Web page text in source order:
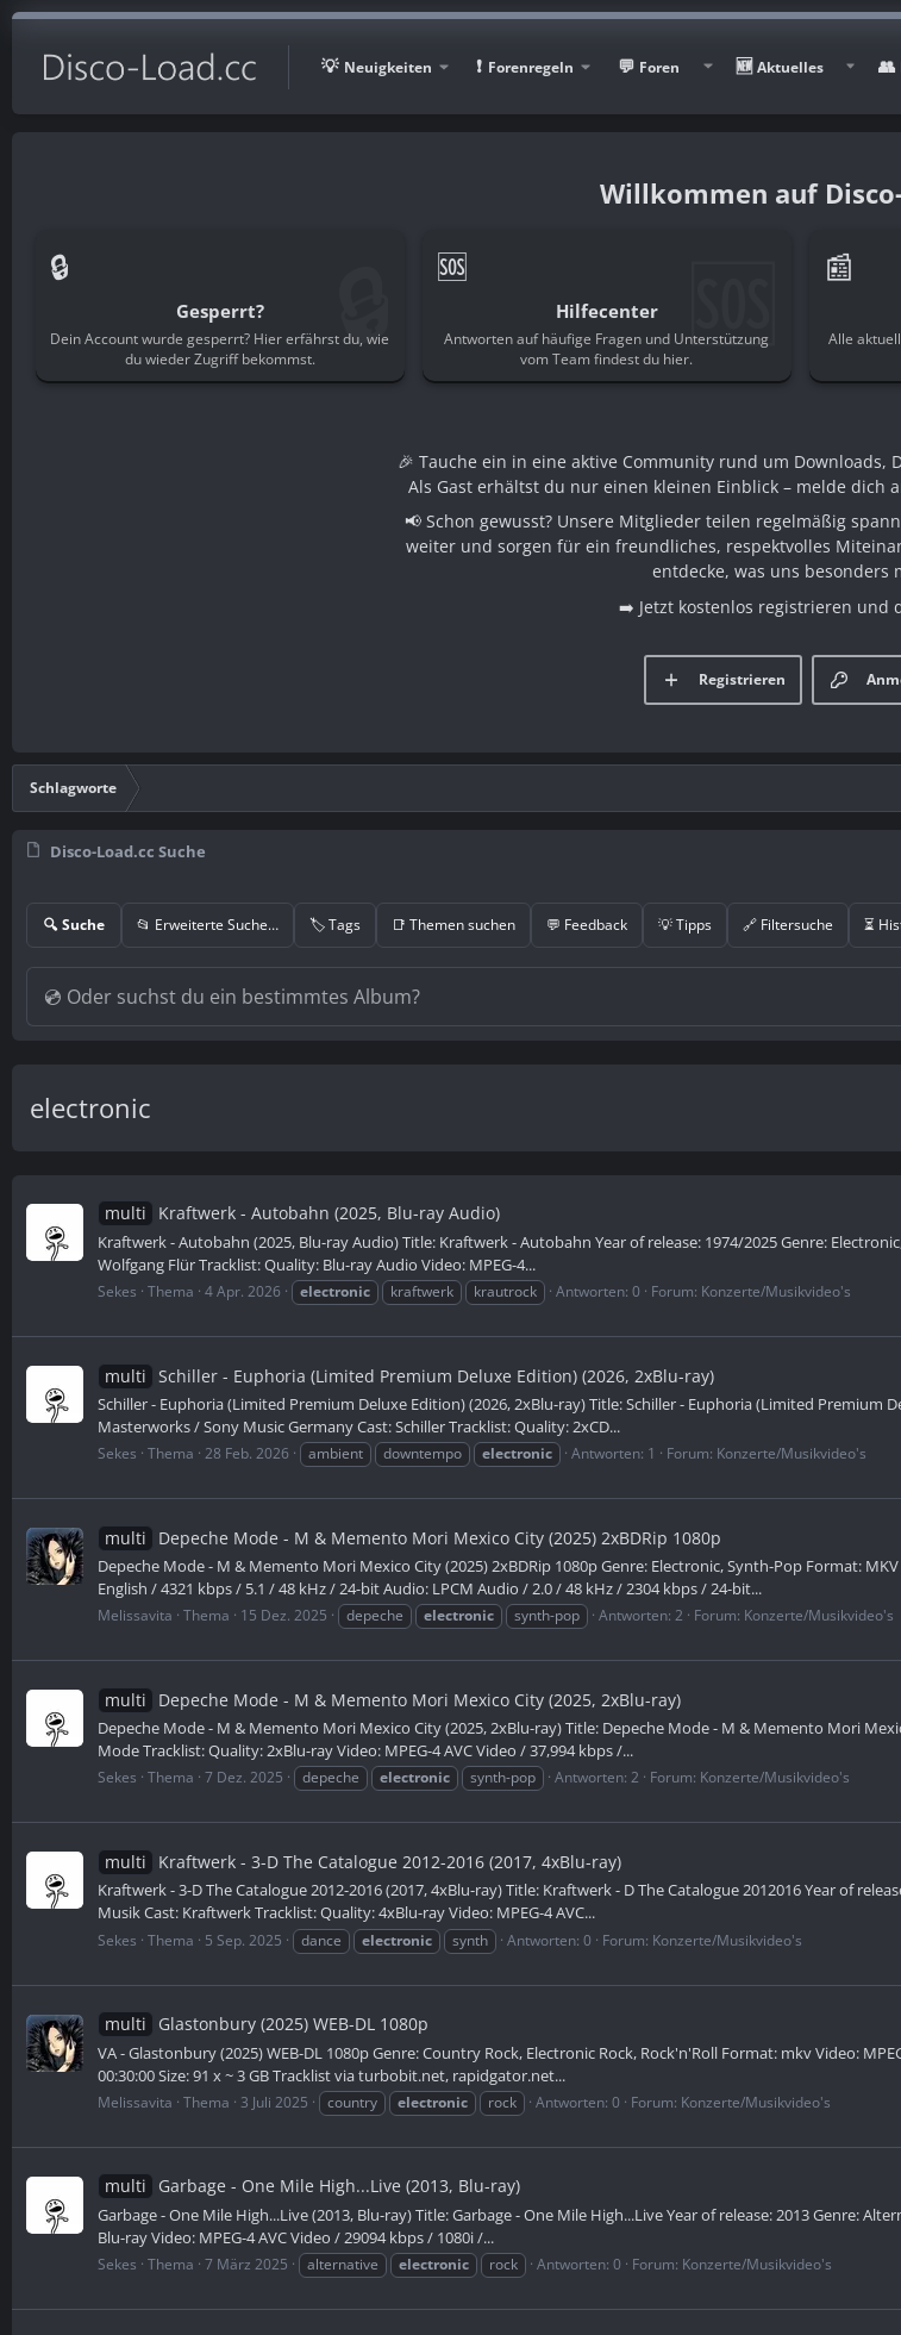
Neuigkeiten Forenregeln Foren Aktuelles
🔒
Gesperrt?
Dein Account wurde gesperrt? Hier erfährst du, wie
du wieder Zugriff bekommst.
🔒 🆘
Hilfecenter
Antworten auf häufige Fragen und Unterstützung
vom Team findest du hier.🆘 📰
Alle
🎉 Tauche ein in eine aktive Community rund um Downloads,
Als Gast erhältst du nur einen kleinen Einblick – melde dich
📢 Schon gewusst? Unsere Mitglieder teilen regelmäßig
weiter und sorgen für ein freundliches, respektvolles
entdecke, was uns besonders
➡️ Jetzt kostenlos registrieren und
Registrieren
Schlagworte
Disco-Load.cc Suche
🔍 Suche 📂 Erweiterte Suche… 🏷️ Tags 📑 Themen suchen 💬 Feedback 💡 Tipps 🔗 Filtersuche ⏳
electronic
multi Kraftwerk - Autobahn (2025, Blu-ray Audio)
Kraftwerk - Autobahn (2025, Blu-ray Audio) Title: Kraftwerk - Autobahn Year of release: 1974/2025 Genre:
Wolfgang Flür Tracklist: Quality: Blu-ray Audio Video: MPEG-4...
Sekes Thema 4 Apr. 2026 electronic kraftwerk krautrock Antworten: 0 Forum: Konzerte/Musikvideo's
multi Schiller - Euphoria (Limited Premium Deluxe Edition) (2026, 2xBlu-ray)
Schiller - Euphoria (Limited Premium Deluxe Edition) (2026, 2xBlu-ray) Title: Schiller - Euphoria (Limited Premium
Masterworks / Sony Music Germany Cast: Schiller Tracklist: Quality: 2xCD...
Sekes Thema 28 Feb. 2026 ambient downtempo electronic Antworten: 1 Forum: Konzerte/Musikvideo's
multi Depeche Mode - M & Memento Mori Mexico City (2025) 2xBDRip 1080p
Depeche Mode - M & Memento Mori Mexico City (2025) 2xBDRip 1080p Genre: Electronic, Synth-Pop Format:
English / 4321 kbps / 5.1 / 48 kHz / 24-bit Audio: LPCM Audio / 2.0 / 48 kHz / 2304 kbps / 24-bit...
Melissavita Thema 15 Dez. 2025 depeche electronic synth-pop Antworten: 2 Forum: Konzerte/Musikvideo's
multi Depeche Mode - M & Memento Mori Mexico City (2025, 2xBlu-ray)
Depeche Mode - M & Memento Mori Mexico City (2025, 2xBlu-ray) Title: Depeche Mode - M & Memento Mori
Mode Tracklist: Quality: 2xBlu-ray Video: MPEG-4 AVC Video / 37,994 kbps /...
Sekes Thema 7 Dez. 2025 depeche electronic synth-pop Antworten: 2 Forum: Konzerte/Musikvideo's
multi Kraftwerk - 3-D The Catalogue 2012-2016 (2017, 4xBlu-ray)
Kraftwerk - 3-D The Catalogue 2012-2016 (2017, 4xBlu-ray) Title: Kraftwerk - D The Catalogue 2012016 Year of
Musik Cast: Kraftwerk Tracklist: Quality: 4xBlu-ray Video: MPEG-4 AVC...
Sekes Thema 5 Sep. 2025 dance electronic synth Antworten: 0 Forum: Konzerte/Musikvideo's
multi Glastonbury (2025) WEB-DL 1080p
VA - Glastonbury (2025) WEB-DL 1080p Genre: Country Rock, Electronic Rock, Rock'n'Roll Format: mkv Video:
00:30:00 Size: 91 x ~ 3 GB Tracklist via turbobit.net, rapidgator.net...
Melissavita Thema 3 Juli 2025 country electronic rock Antworten: 0 Forum: Konzerte/Musikvideo's
multi Garbage - One Mile High...Live (2013, Blu-ray)
Garbage - One Mile High...Live (2013, Blu-ray) Title: Garbage - One Mile High...Live Year of release: 2013 Genre:
Blu-ray Video: MPEG-4 AVC Video / 29094 kbps / 1080i /...
Sekes Thema 7 März 2025 alternative electronic rock Antworten: 0 Forum: Konzerte/Musikvideo's